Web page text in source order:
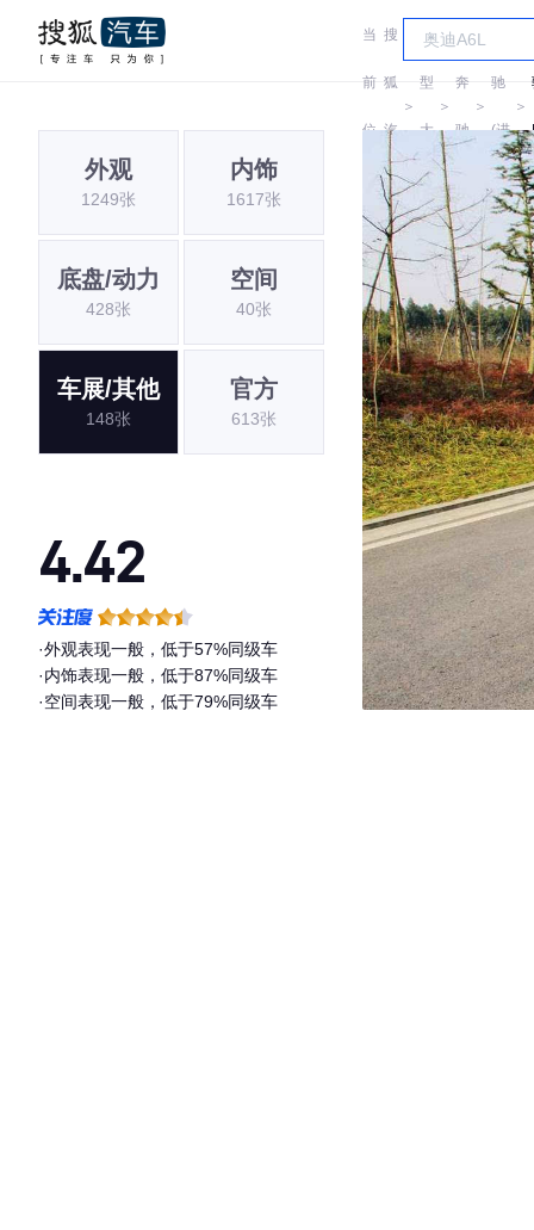
当
前
位
置:
搜
狐
汽
车
＞
车
型
大
全
＞
奔
驰
＞
驰
(进
口)
＞
外观
1249张
内饰
1617张
底盘/动力
428张
空间
40张
车展/其他
148张
官方
613张
4.42
·外观表现一般，低于57%同级车
·内饰表现一般，低于87%同级车
·空间表现一般，低于79%同级车